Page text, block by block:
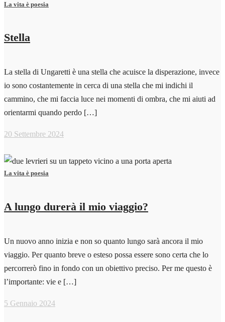
La vita è poesia
Stella
La stella di Ungaretti è una stella che acuisce la disperazione, invece
io sono costantemente in cerca di una stella che mi indichi il
cammino, che mi faccia luce nei momenti di ombra, che mi aiuti ad
orientarmi quando perdo […]
20 Settembre 2024
La vita è poesia
A lungo durerà il mio viaggio?
Un nuovo anno inizia e non so quanto lungo sarà ancora il mio
viaggio. Per quanto breve o esteso possa essere sono certa che lo
percorrerò fino in fondo con un obiettivo preciso. Per me questo è
l’importante: vie e […]
5 Gennaio 2024